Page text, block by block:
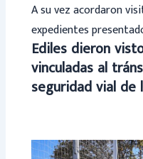
A su vez acordaron
expedientes
Ediles dieron
vinculadas al
seguridad vial de